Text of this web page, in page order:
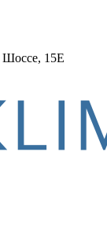
Шоссе, 15Е